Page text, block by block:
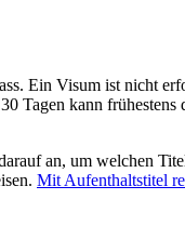
Ein Visum ist nicht
Tagen kann
an, um welchen
Mit Aufenthaltstitel